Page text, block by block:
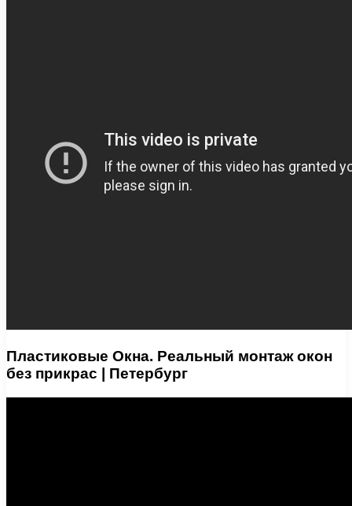
Пластиковые Окна. Реальный монтаж окон
без прикрас | Петербург